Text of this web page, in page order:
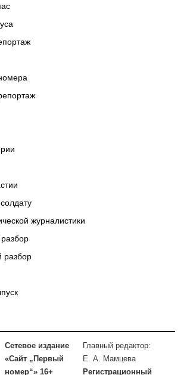
журналистики
разбор
Сетевое издание
«Сайт „Первый
номер“» 16+
Главный редактор:
Е. А. Мамцева
Регистрационный